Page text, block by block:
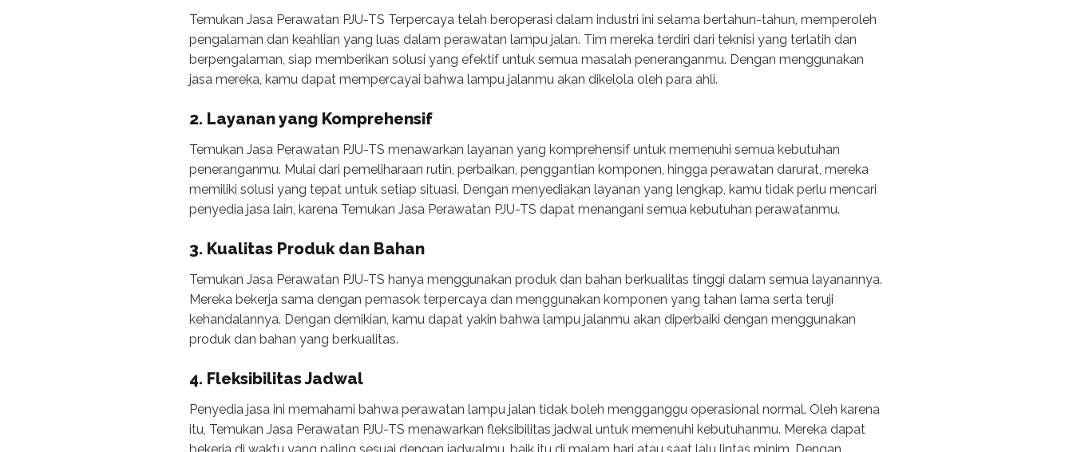
Temukan Jasa Perawatan PJU-TS Terpercaya telah beroperasi dalam industri ini selama bertahun-tahun, memperoleh
pengalaman dan keahlian yang luas dalam perawatan lampu jalan. Tim mereka terdiri dari teknisi yang terlatih dan
berpengalaman, siap memberikan solusi yang efektif untuk semua masalah peneranganmu. Dengan menggunakan
jasa mereka, kamu dapat mempercayai bahwa lampu jalanmu akan dikelola oleh para ahli.
2. Layanan yang Komprehensif
Temukan Jasa Perawatan PJU-TS menawarkan layanan yang komprehensif untuk memenuhi semua kebutuhan
peneranganmu. Mulai dari pemeliharaan rutin, perbaikan, penggantian komponen, hingga perawatan darurat, mereka
memiliki solusi yang tepat untuk setiap situasi. Dengan menyediakan layanan yang lengkap, kamu tidak perlu mencari
penyedia jasa lain, karena Temukan Jasa Perawatan PJU-TS dapat menangani semua kebutuhan perawatanmu.
3. Kualitas Produk dan Bahan
Temukan Jasa Perawatan PJU-TS hanya menggunakan produk dan bahan berkualitas tinggi dalam semua layanannya.
Mereka bekerja sama dengan pemasok terpercaya dan menggunakan komponen yang tahan lama serta teruji
kehandalannya. Dengan demikian, kamu dapat yakin bahwa lampu jalanmu akan diperbaiki dengan menggunakan
produk dan bahan yang berkualitas.
4. Fleksibilitas Jadwal
Penyedia jasa ini memahami bahwa perawatan lampu jalan tidak boleh mengganggu operasional normal. Oleh karena
itu, Temukan Jasa Perawatan PJU-TS menawarkan fleksibilitas jadwal untuk memenuhi kebutuhanmu. Mereka dapat
bekerja di waktu yang paling sesuai dengan jadwalmu, baik itu di malam hari atau saat lalu lintas minim. Dengan